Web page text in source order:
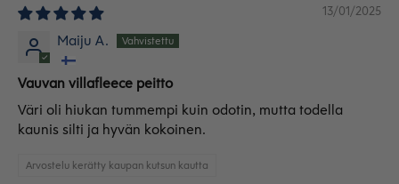
13/01/2025
Maiju A.
Vauvan villafleece peitto
Väri oli hiukan tummempi kuin odotin, mutta todella
kaunis silti ja hyvän kokoinen.
Arvostelu kerätty kaupan kutsun kautta